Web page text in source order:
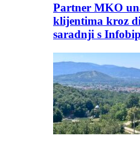
Partner MKO
klijentima kroz
saradnji s